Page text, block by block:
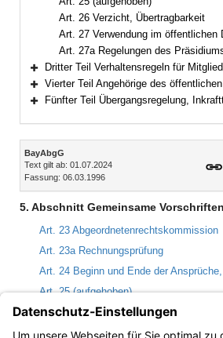
Art. 26 Verzicht, Übertragbarkeit
Art. 27 Verwendung im öffentlichen
Art. 27a Regelungen des
Bereich erweitern
Dritter Teil Verhaltensregeln für Mitglieder des
Bereich erweitern
Vierter Teil Angehörige des öffentlichen Dienstes im
Fünfter Teil Übergangsregelung,
Inhalt
BayAbgG
Text gilt ab: 01.07.2024
Fassung: 06.03.1996
5. Abschnitt Gemeinsame Vorschriften
Art. 23 Abgeordnetenrechtskommission
Art. 23a Rechnungsprüfung
Art. 24 Beginn und Ende der
Art. 25 (aufgehoben)
Art. 26 Verzicht, Übertragbarkeit
Art. 27 Verwendung im öffentlichen